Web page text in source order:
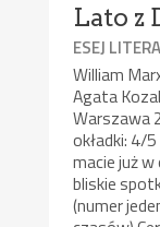
Lato z
ESEJ
William
Agata
Warszawa
okładki: 4/
macie już
bliskie
(numer